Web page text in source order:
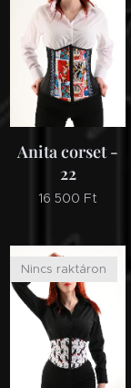
Anita corset -
22
16 500 Ft
Nincs raktáron